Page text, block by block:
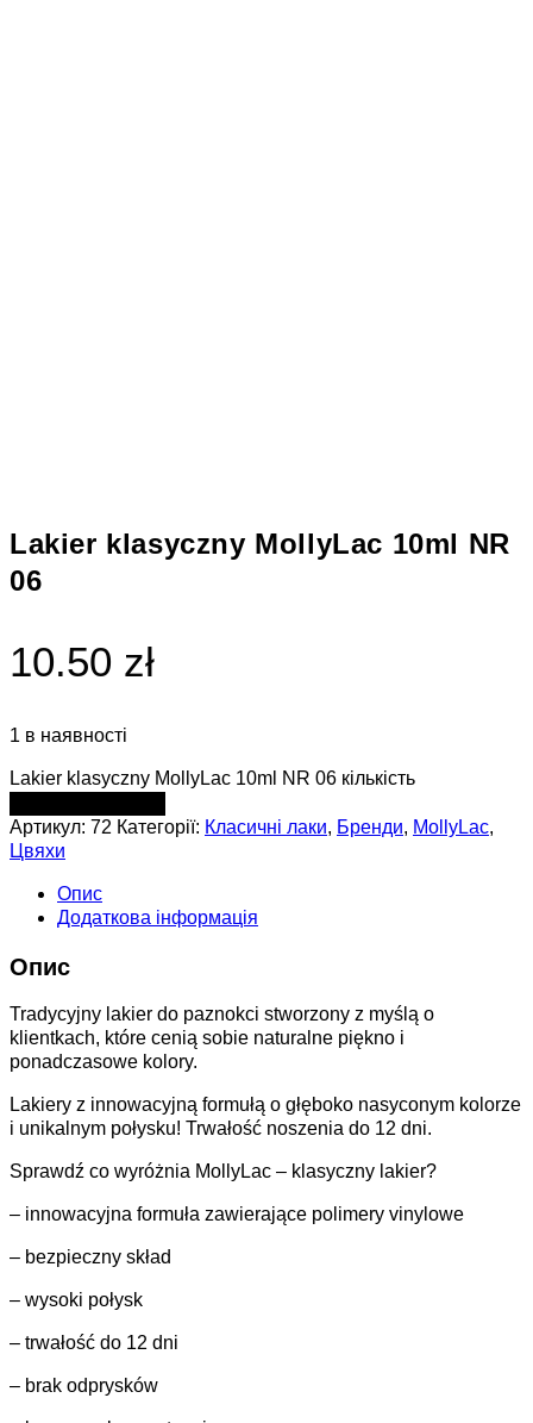
Lakier klasyczny MollyLac 10ml NR
06
10.50 zł
1 в наявності
Lakier klasyczny MollyLac 10ml NR 06 кількість
Артикул: 72 Категорії: Класичні лаки, Бренди, MollyLac,
Цвяхи
Опис
Додаткова інформація
Опис
Tradycyjny lakier do paznokci stworzony z myślą o
klientkach, które cenią sobie naturalne piękno i
ponadczasowe kolory.
Lakiery z innowacyjną formułą o głęboko nasyconym kolorze
i unikalnym połysku! Trwałość noszenia do 12 dni.
Sprawdź co wyróżnia MollyLac – klasyczny lakier?
– innowacyjna formuła zawierające polimery vinylowe
– bezpieczny skład
– wysoki połysk
– trwałość do 12 dni
– brak odprysków